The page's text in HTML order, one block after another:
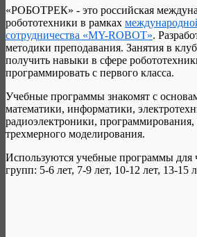
«РОБОТРЕК» - это российская
робототехники в рамках
сотрудничества «MY-ROBOT».
методики преподавания. Занятия в
получить навыки в сфере
программировать с первого класса.
Учебные программы знакомят с
математики, информатики,
радиоэлектроники,
трехмерного моделирования.
Используются учебные программы для
групп: 5-6 лет, 7-9 лет, 10-12 лет, 13-15